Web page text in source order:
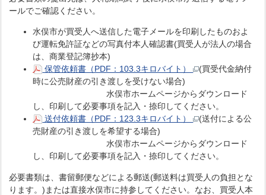
ールでご確認ください。
水俣市が買受人へ送信した電子メールを印刷したものおよ
び運転免許証などの写真付本人確認書(買受人が法人の場合
は、商業登記簿抄本)
保管依頼書（PDF：103.3キロバイト）
(買受代金納付
時に公売財産の引き渡しを受けない場合)
水俣市ホームページからダウンロード
し、印刷して必要事項を記入・捺印してください。
送付依頼書（PDF：123.3キロバイト）
(送付による公
売財産の引き渡しを希望する場合)
水俣市ホームページからダウンロード
し、印刷して必要事項を記入・捺印してください。
必要書類は、書留郵便などによる郵送(郵送料は買受人の負担とな
ります。)または直接水俣市に持参してください。なお、買受人本